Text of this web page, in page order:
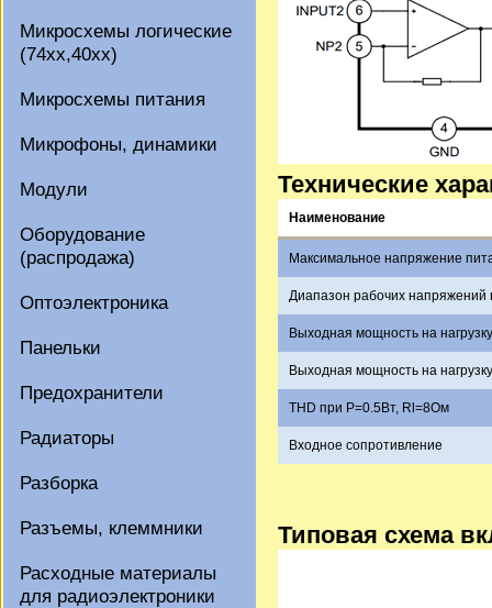
Микросхемы логические
(74xx,40xx)
Микросхемы питания
Микрофоны, динамики
Модули
Оборудование
(распродажа)
Оптоэлектроника
Панельки
Предохранители
Радиаторы
Разборка
Разъемы, клеммники
Расходные материалы
для радиоэлектроники
Технические
Наименование
Максимальное напряжение
Диапазон рабочих напряжений
Выходная мощность на
Выходная мощность на
THD при P=0.5Вт, Rl=8Ом
Входное сопротивление
Типовая схема